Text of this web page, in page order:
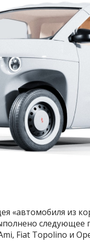
«автомобиля из
следующее
Fiat Topolino и